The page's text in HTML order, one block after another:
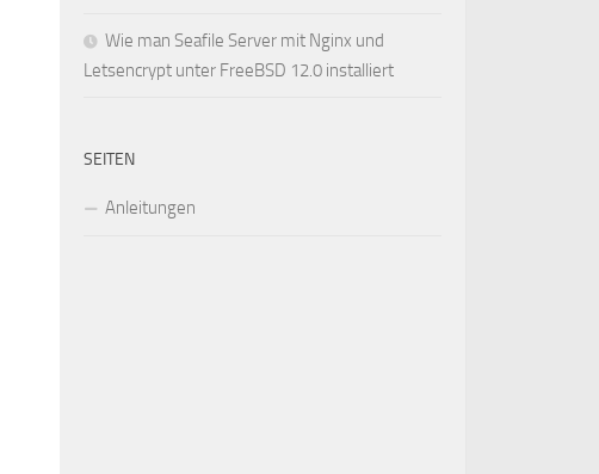
Wie man Seafile Server mit Nginx und
Letsencrypt unter FreeBSD 12.0 installiert
SEITEN
Anleitungen